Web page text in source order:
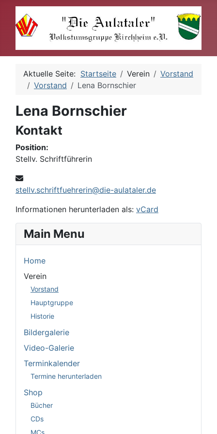
Aktuelle Seite: Startseite Verein
Vorstand
Vorstand
Lena Bornschier
Lena Bornschier
Kontakt
Position:
Stellv. Schriftführerin
E-Mail:
stellv.schriftfuehrerin@die-aulataler.de
Informationen herunterladen als: vCard
Main Menu
Home
Verein
Vorstand
Hauptgruppe
Historie
Bildergalerie
Video-Galerie
Terminkalender
Termine herunterladen
Shop
Bücher
CDs
MCs